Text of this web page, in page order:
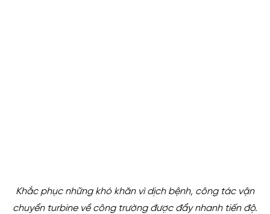
Khắc phục những khó khăn vì dịch bệnh, công tác vận
chuyển turbine về công trường được đẩy nhanh tiến độ.